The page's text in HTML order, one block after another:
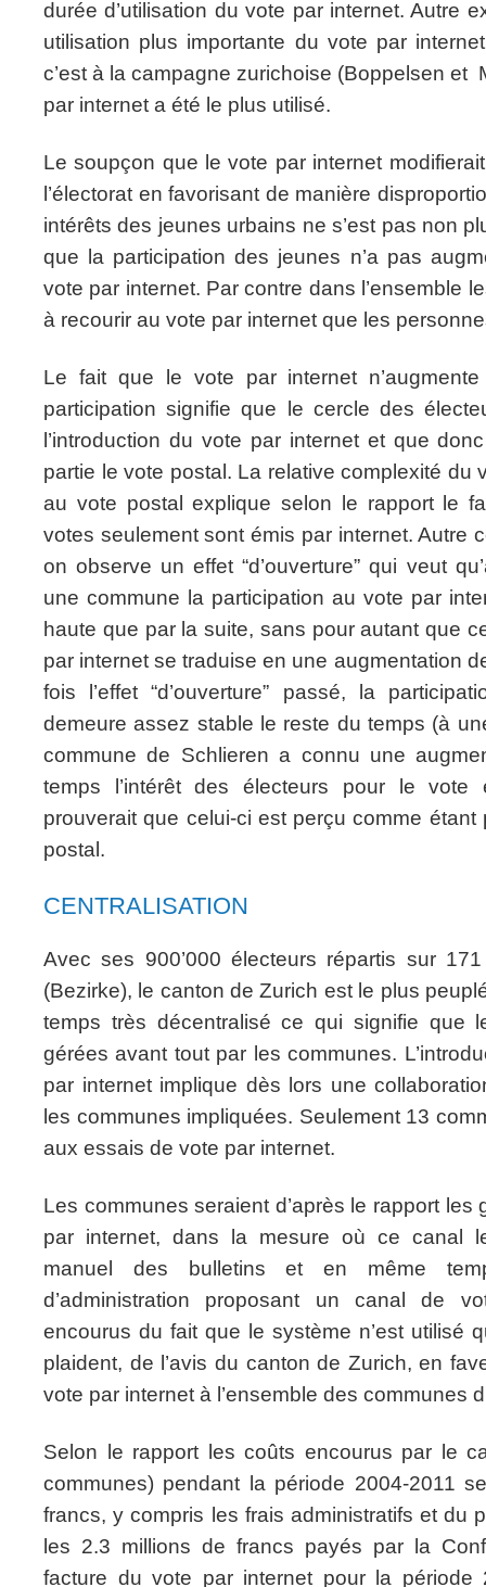
durée d’utilisation du vote par internet. Autre
utilisation plus importante du vote par
c’est à la campagne zurichoise (Boppelsen et
par internet a été le plus utilisé.
Le soupçon que le vote par internet
l’électorat en favorisant de manière
intérêts des jeunes urbains ne s’est pas non
que la participation des jeunes n’a pas
vote par internet. Par contre dans l’ensemble
à recourir au vote par internet que les
Le fait que le vote par internet
participation signifie que le cercle des
l’introduction du vote par internet et que
partie le vote postal. La relative complexité du
au vote postal explique selon le rapport le
votes seulement sont émis par internet. Autre
on observe un effet “d’ouverture” qui veut
une commune la participation au vote par
haute que par la suite, sans pour autant que
par internet se traduise en une augmentation
fois l’effet “d’ouverture” passé, la
demeure assez stable le reste du temps (à
commune de Schlieren a connu une
temps l’intérêt des électeurs pour le vote
prouverait que celui-ci est perçu comme
postal.
CENTRALISATION
Avec ses 900’000 électeurs répartis sur
(Bezirke), le canton de Zurich est le plus
temps très décentralisé ce qui signifie que
gérées avant tout par les communes.
par internet implique dès lors une
les communes impliquées. Seulement 13
aux essais de vote par internet.
Les communes seraient d’après le rapport
par internet, dans la mesure où ce canal
manuel des bulletins et en même
d’administration proposant un canal de
encourus du fait que le système n’est utilisé
plaident, de l’avis du canton de Zurich, en
vote par internet à l’ensemble des communes
Selon le rapport les coûts encourus par le
communes) pendant la période 2004-2011
francs, y compris les frais administratifs et du
les 2.3 millions de francs payés par la
facture du vote par internet pour la période